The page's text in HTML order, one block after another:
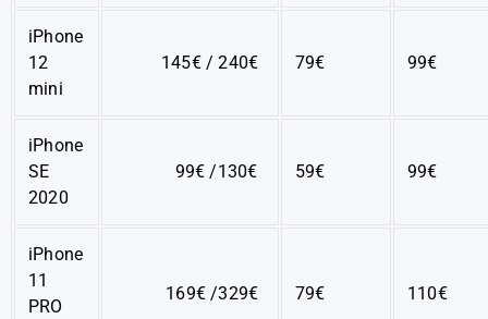
iPhone
12
mini
145€ / 240€ 79€ 99€
iPhone
SE
2020
99€ /130€ 59€ 99€
iPhone
11
PRO
169€ /329€ 79€ 110€